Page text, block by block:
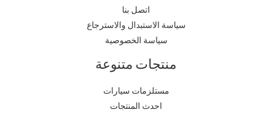
اتصل بنا
سياسة الاستبدال والاسترجاع
سياسة الخصوصية
منتجات متنوعة
مستلزمات سيارات
احدث المنتجات